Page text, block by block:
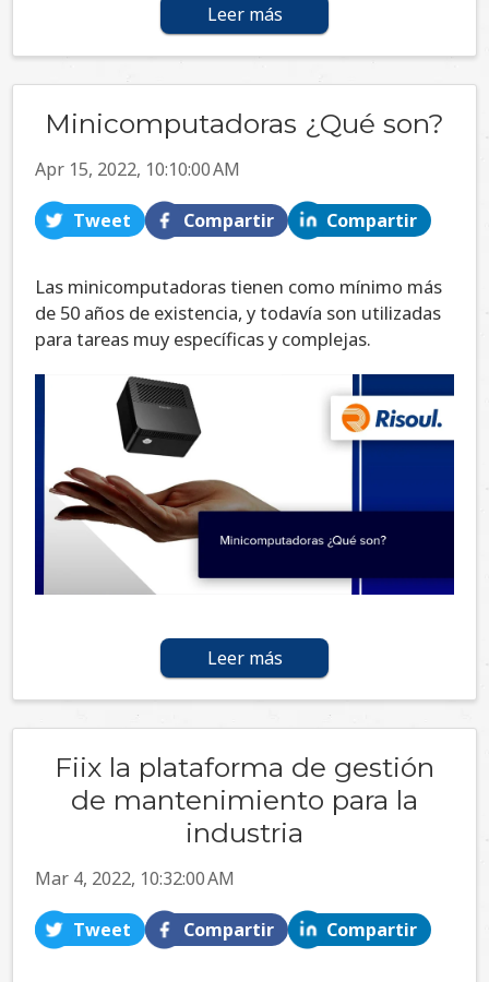
Leer más
Minicomputadoras ¿Qué son?
Apr 15, 2022, 10:10:00 AM
Tweet Compartir Compartir
Las minicomputadoras tienen como mínimo más
de 50 años de existencia, y todavía son utilizadas
para tareas muy específicas y complejas.
Leer más
Fiix la plataforma de gestión
de mantenimiento para la
industria
Mar 4, 2022, 10:32:00 AM
Tweet Compartir Compartir